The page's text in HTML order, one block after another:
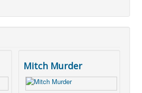
Mitch Murder